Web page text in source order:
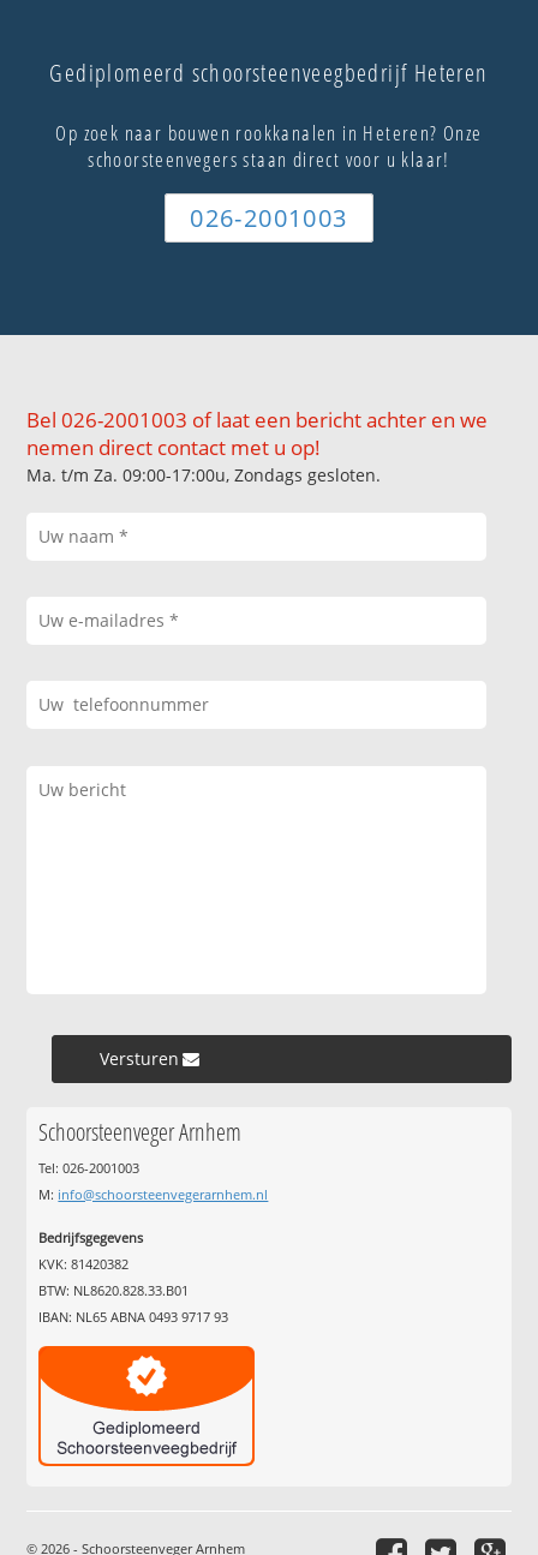
Gediplomeerd schoorsteenveegbedrijf Heteren
Op zoek naar bouwen rookkanalen in Heteren? Onze
schoorsteenvegers staan direct voor u klaar!
026-2001003
Bel 026-2001003 of laat een bericht achter en we
nemen direct contact met u op!
Ma. t/m Za. 09:00-17:00u, Zondags gesloten.
Versturen »
Schoorsteenveger Arnhem
Tel: 026-2001003
M: info@schoorsteenvegerarnhem.nl
Bedrijfsgegevens
KVK: 81420382
BTW: NL8620.828.33.B01
IBAN: NL65 ABNA 0493 9717 93
© 2026 - Schoorsteenveger Arnhem